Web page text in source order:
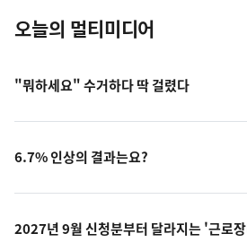
오늘의 멀티미디어
"뭐하세요" 수거하다 딱 걸렸다
6.7% 인상의 결과는요?
2027년 9월 신청분부터 달라지는 '근로